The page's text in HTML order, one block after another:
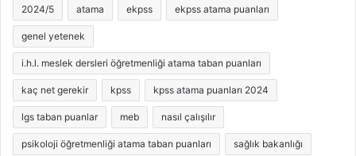
2024/5 atama ekpss ekpss atama puanları
genel yetenek
i.h.l. meslek dersleri öğretmenliği atama taban puanları
kaç net gerekir kpss kpss atama puanları 2024
lgs taban puanlar meb nasıl çalışılır
psikoloji öğretmenliği atama taban puanları sağlık bakanlığı